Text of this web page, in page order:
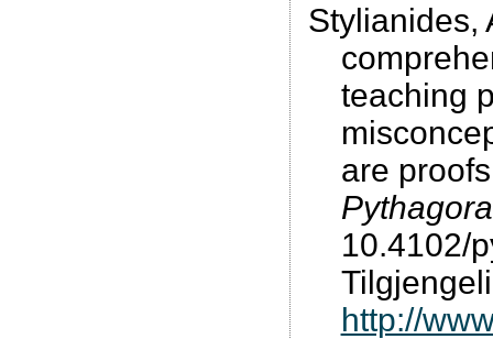
Stylianides,
teaching
are
10.4102/
http://